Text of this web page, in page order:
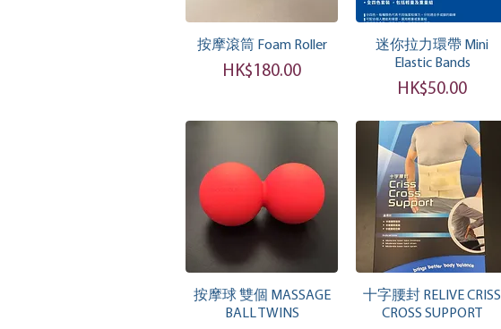
快速瀏覽
按摩滾筒 Foam Roller
價格
HK$180.00
快速瀏覽
迷你拉力環帶 Mini
Elastic Bands
價格
HK$50.00
快速瀏覽
按摩球 雙個 MASSAGE
BALL TWINS
快速瀏覽
十字腰封 RELIVE CRISS
CROSS SUPPORT